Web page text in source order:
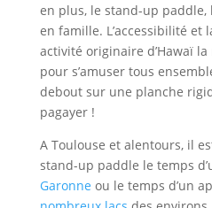
en plus, le stand-up paddle,
en famille. L’accessibilité et
activité originaire d’Hawaï
pour s’amuser tous
debout sur une planche
pagayer !
A Toulouse et alentours, il
stand-up paddle le temps
Garonne ou le temps d’un